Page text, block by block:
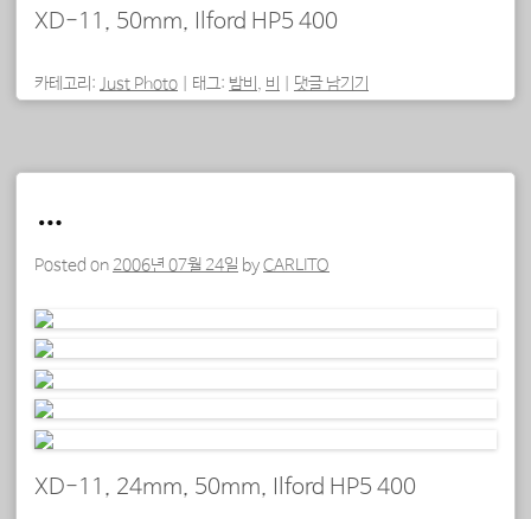
XD-11, 50mm, Ilford HP5 400
카테고리: Just Photo 태그: 밤비 , 비 댓글 남기기
…
Posted on 2006년 07월 24일 byCARLITO
XD-11, 24mm, 50mm, Ilford HP5 400